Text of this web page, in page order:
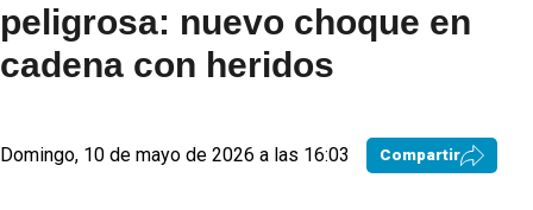
peligrosa: nuevo choque en
cadena con heridos
Domingo, 10 de mayo de 2026 a las 16:03 Compartir